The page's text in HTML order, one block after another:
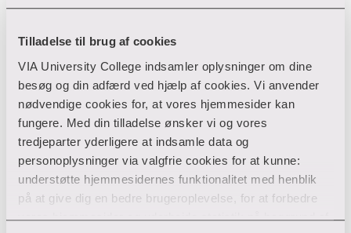
Tilladelse til brug af cookies
VIA University College indsamler oplysninger om dine
besøg og din adfærd ved hjælp af cookies. Vi anvender
nødvendige cookies for, at vores hjemmesider kan
fungere. Med din tilladelse ønsker vi og vores
tredjeparter yderligere at indsamle data og
personoplysninger via valgfrie cookies for at kunne:
understøtte hjemmesidernes funktionalitet med henblik
på at give dig en bedre brugeroplevelse, for at forbedre
vores hjemmesider og udarbejde statistik på baggrund af
Filter
Ryd filtre
Din søgning gav desværre ikke noget resultat
Giv ikke op endnu!